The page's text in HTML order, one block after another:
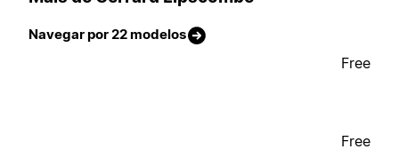
Navegar por 22 modelos
Free
Free